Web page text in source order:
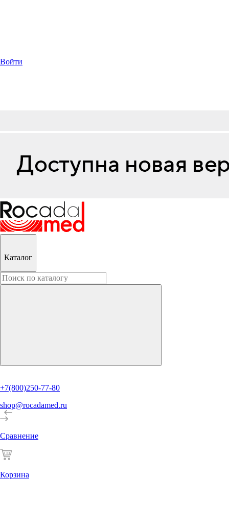
Войти
Каталог
+7(800)250-77-80
shop@rocadamed.ru
Сравнение
Корзина